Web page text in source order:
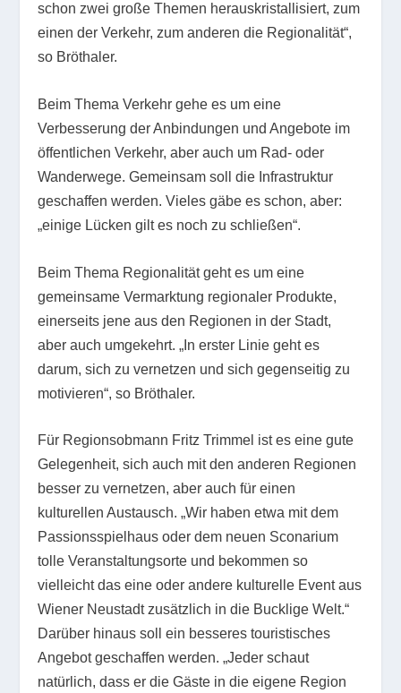
schon zwei große Themen herauskristallisiert, zum
einen der Verkehr, zum anderen die Regionalität“,
so Bröthaler.
Beim Thema Verkehr gehe es um eine
Verbesserung der Anbindungen und Angebote im
öffentlichen Verkehr, aber auch um Rad- oder
Wanderwege. Gemeinsam soll die Infrastruktur
geschaffen werden. Vieles gäbe es schon, aber:
„einige Lücken gilt es noch zu schließen“.
Beim Thema Regionalität geht es um eine
gemeinsame Vermarktung regionaler Produkte,
einerseits jene aus den Regionen in der Stadt,
aber auch umgekehrt. „In erster Linie geht es
darum, sich zu vernetzen und sich gegenseitig zu
motivieren“, so Bröthaler.
Für Regionsobmann Fritz Trimmel ist es eine gute
Gelegenheit, sich auch mit den anderen Regionen
besser zu vernetzen, aber auch für einen
kulturellen Austausch. „Wir haben etwa mit dem
Passionsspielhaus oder dem neuen Sconarium
tolle Veranstaltungsorte und bekommen so
vielleicht das eine oder andere kulturelle Event aus
Wiener Neustadt zusätzlich in die Bucklige Welt.“
Darüber hinaus soll ein besseres touristisches
Angebot geschaffen werden. „Jeder schaut
natürlich, dass er die Gäste in die eigene Region